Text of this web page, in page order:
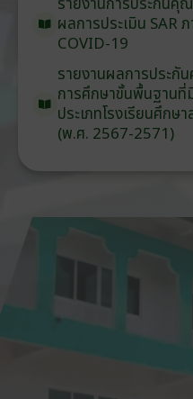
ผลการประเมิน SAR
COVID-19
รายงานผลการประกั
การศึกษาขั้นพื้นฐานที่
ประเภทโรงเรียนศึกษา
(พ.ศ. 2567-2571)